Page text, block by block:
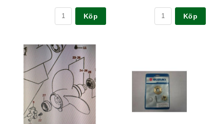
Köp Köp